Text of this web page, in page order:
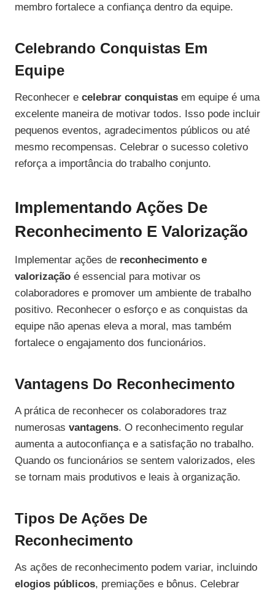
membro fortalece a confiança dentro da equipe.
Celebrando Conquistas Em
Equipe
Reconhecer e celebrar conquistas em equipe é uma
excelente maneira de motivar todos. Isso pode incluir
pequenos eventos, agradecimentos públicos ou até
mesmo recompensas. Celebrar o sucesso coletivo
reforça a importância do trabalho conjunto.
Implementando Ações De
Reconhecimento E Valorização
Implementar ações de reconhecimento e
valorização é essencial para motivar os
colaboradores e promover um ambiente de trabalho
positivo. Reconhecer o esforço e as conquistas da
equipe não apenas eleva a moral, mas também
fortalece o engajamento dos funcionários.
Vantagens Do Reconhecimento
A prática de reconhecer os colaboradores traz
numerosas vantagens. O reconhecimento regular
aumenta a autoconfiança e a satisfação no trabalho.
Quando os funcionários se sentem valorizados, eles
se tornam mais produtivos e leais à organização.
Tipos De Ações De
Reconhecimento
As ações de reconhecimento podem variar, incluindo
elogios públicos, premiações e bônus. Celebrar